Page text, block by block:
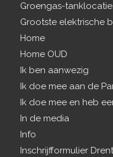
Groengas-
Grootste elektrische
Home
Home OUD
Ik ben aanwezig
Ik doe mee aan de
Ik doe mee en heb
In de media
Info
Inschrijfformulier